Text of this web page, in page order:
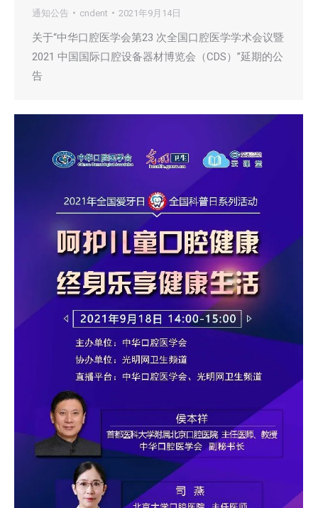
通知公告 cndent 2021年9月14日
关于“中华口腔医学会第23 次全国口腔医学学术会议暨
2021 中国国际口腔设备器材博览会（CDS）”延期的公
告